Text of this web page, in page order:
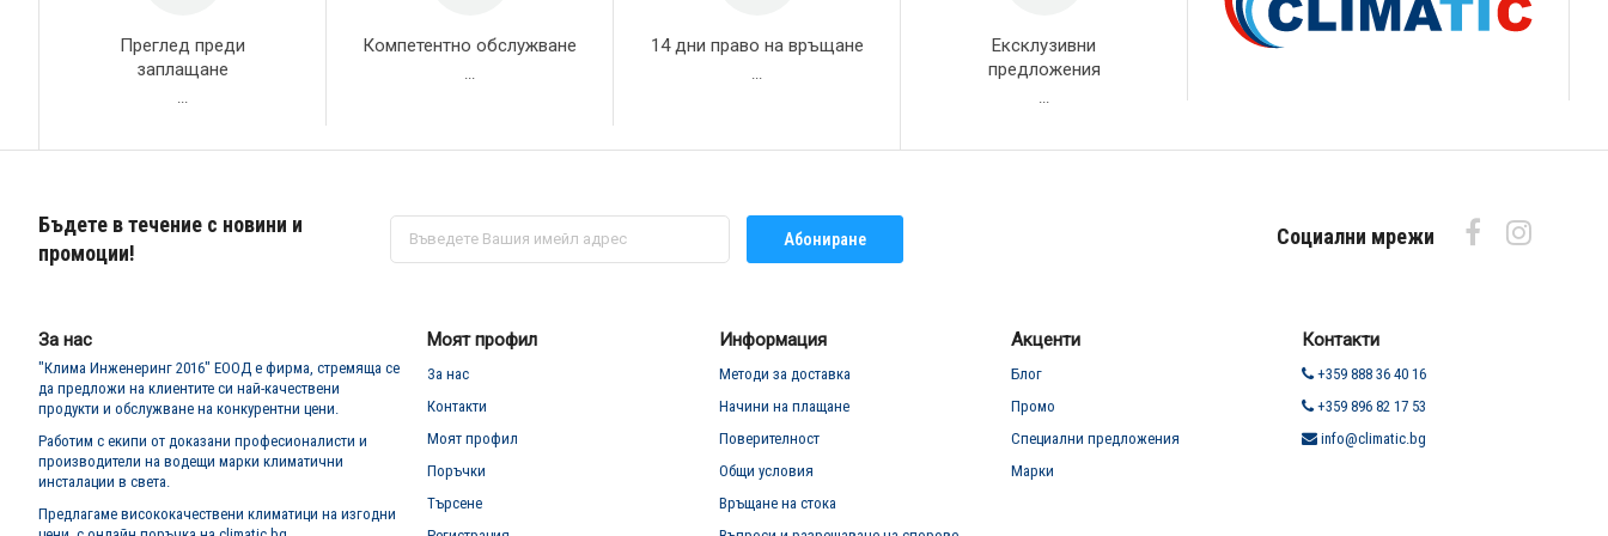
Преглед преди
заплащане
Компетентно обслужване 14 дни право на връщане
Ексклузивни
предложения
Бъдете в течение с новини и
промоции!
Абонирай
за
Абониране Социални мрежи
За нас
"Клима Инженеринг 2016" ЕООД е фирма, стремяща се
да предложи на клиентите си най-качествени
продукти и обслужване на конкурентни цени.
Работим с екипи от доказани професионалисти и
производители на водещи марки климатични
инсталации в света.
Предлагаме висококачествени климатици на изгодни
Моят профил
За нас
Контакти
Моят профил
Поръчки
Търсене
Информация
Методи за доставка
Начини на плащане
Поверителност
Общи условия
Връщане на стока
Акценти
Блог
Промо
Специални предложения
Марки
Контакти
+359 888 36 40 16
+359 896 82 17 53
info@climatic.bg